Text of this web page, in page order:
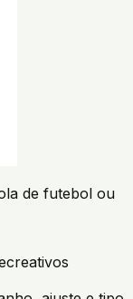
de futebol ou